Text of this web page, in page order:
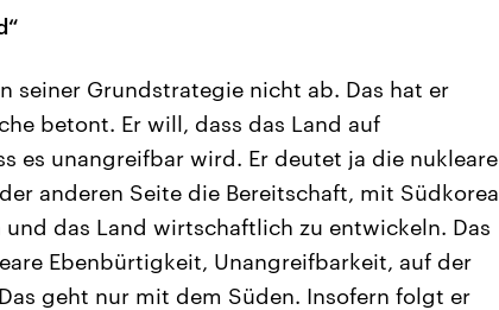
seiner Grundstrategie nicht ab. Das hat er
betont. Er will, dass das Land auf
es unangreifbar wird. Er deutet ja die nukleare
anderen Seite die Bereitschaft, mit Südkorea
das Land wirtschaftlich zu entwickeln. Das
Ebenbürtigkeit, Unangreifbarkeit, auf der
geht nur mit dem Süden. Insofern folgt er